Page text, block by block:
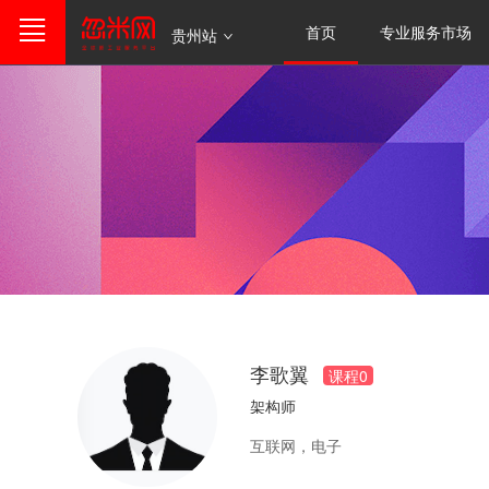
贵州站 首页 专业服务市场
李歌翼 课程0
架构师
互联网，电子